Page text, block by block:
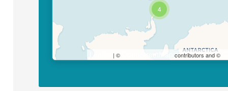
4
| © contributors and ©